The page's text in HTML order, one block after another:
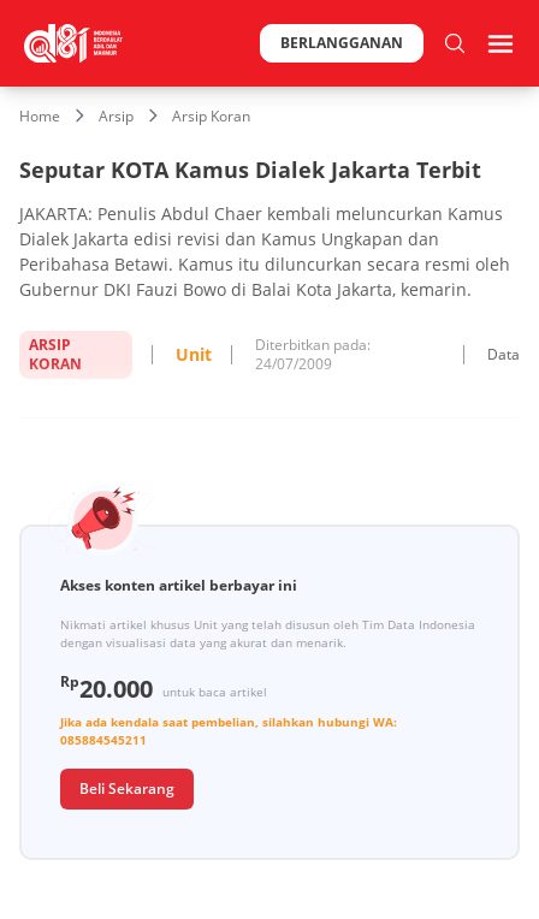
BERLANGGANAN
Home Arsip Arsip Koran
Seputar KOTA Kamus Dialek Jakarta Terbit
JAKARTA: Penulis Abdul Chaer kembali meluncurkan Kamus
Dialek Jakarta edisi revisi dan Kamus Ungkapan dan
Peribahasa Betawi. Kamus itu diluncurkan secara resmi oleh
Gubernur DKI Fauzi Bowo di Balai Kota Jakarta, kemarin.
ARSIP
KORAN
Unit
Diterbitkan pada:
24/07/2009
Data
Akses konten artikel berbayar ini
Nikmati artikel khusus Unit yang telah disusun oleh Tim Data Indonesia
dengan visualisasi data yang akurat dan menarik.
Rp20.000
untuk baca artikel
Jika ada kendala saat pembelian, silahkan hubungi WA:
085884545211
Beli Sekarang